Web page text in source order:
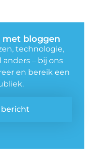
met bloggen
technologie,
– bij ons
en bereik een
bericht